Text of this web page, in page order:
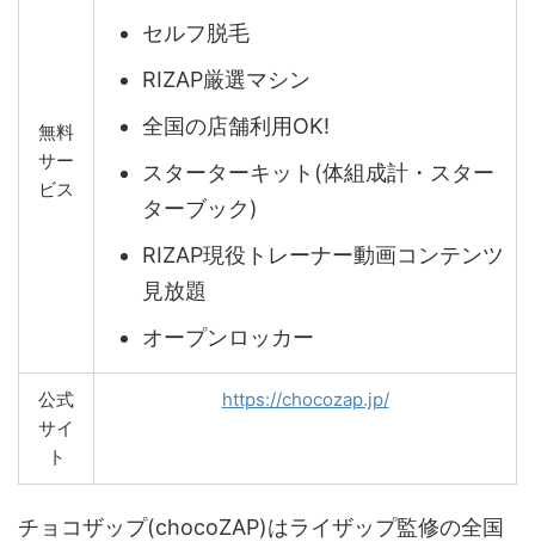
無料
サー
ビス
セルフ脱毛
RIZAP厳選マシン
全国の店舗利用OK!
スターターキット(体組成計・スター
ターブック)
RIZAP現役トレーナー動画コンテンツ
見放題
オープンロッカー
公式
サイ
ト
https://chocozap.jp/
チョコザップ(chocoZAP)はライザップ監修の全国